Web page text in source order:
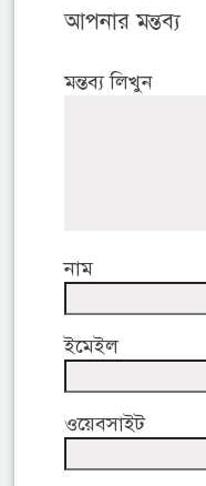
আপনার মন্তব্য
মন্তব্য লিখুন
নাম
ইমেইল
ওয়েবসাইট